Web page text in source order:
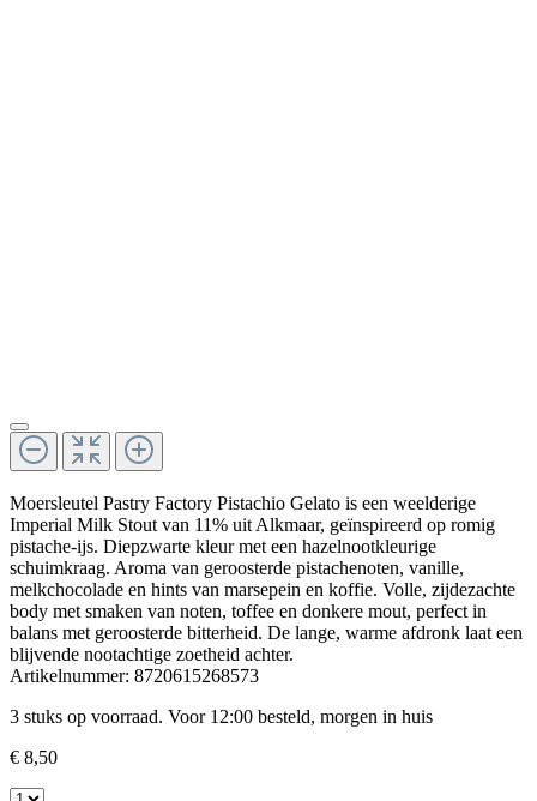
Moersleutel Pastry Factory Pistachio Gelato is een weelderige
Imperial Milk Stout van 11% uit Alkmaar, geïnspireerd op romig
pistache-ijs. Diepzwarte kleur met een hazelnootkleurige
schuimkraag. Aroma van geroosterde pistachenoten, vanille,
melkchocolade en hints van marsepein en koffie. Volle, zijdezachte
body met smaken van noten, toffee en donkere mout, perfect in
balans met geroosterde bitterheid. De lange, warme afdronk laat een
blijvende nootachtige zoetheid achter.
Artikelnummer: 8720615268573
3 stuks op voorraad. Voor 12:00 besteld, morgen in huis
€ 8,50